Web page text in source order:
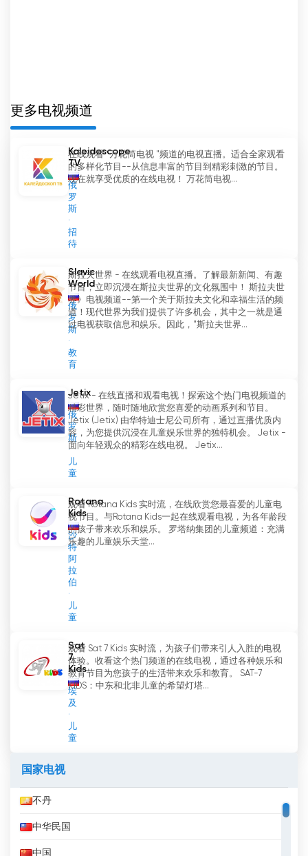
表自己的意见。
都能收看。您可以随时随地通过网络收看我们的节
目。
"My Joy 电视频道不仅仅是一个电视频道，更是一个
可以让您找到教育、娱乐和灵感的地方。我们努力为
家庭中的每一个人创造有用、有趣的内容。我们邀请
您成为我们频道的一员，与我们一起分享快乐。
Joy TV Channel 網絡電視直播
更多电视频道
Kaleidoscope
TV
俄
罗
斯
招
待
在线观看 "万花筒电视 "频道的电视直播。适合全家观看
的多样化节目--从信息丰富的节目到精彩刺激的节目。
现在就享受优质的在线电视！ 万花筒电视...
Slavic
World
俄
罗
斯
教
育
斯拉夫世界 - 在线观看电视直播。了解最新新闻、有趣
节目，立即沉浸在斯拉夫世界的文化氛围中！ 斯拉夫世
界》电视频道--第一个关于斯拉夫文化和幸福生活的频
道！现代世界为我们提供了许多机会，其中之一就是通
过电视获取信息和娱乐。因此，"斯拉夫世界...
Jetix
俄
罗
斯
儿
童
Jetix - 在线直播和观看电视！探索这个热门电视频道的
精彩世界，随时随地欣赏您喜爱的动画系列和节目。
Jetix (Jetix) 由华特迪士尼公司所有，通过直播优质内
容，为您提供沉浸在儿童娱乐世界的独特机会。 Jetix -
面向年轻观众的精彩在线电视。 Jetix...
Rotana
Kids
沙
特
阿
拉
伯
儿
童
观看 Rotana Kids 实时流，在线欣赏您最喜爱的儿童电
视节目。与Rotana Kids一起在线观看电视，为各年龄段
的孩子带来欢乐和娱乐。 罗塔纳集团的儿童频道：充满
乐趣的儿童娱乐天堂...
Sat
7
Kids
埃
及
儿
童
观看 Sat 7 Kids 实时流，为孩子们带来引人入胜的电视
体验。收看这个热门频道的在线电视，通过各种娱乐和
教育节目为您孩子的生活带来欢乐和教育。 SAT-7
KIDS：中东和北非儿童的希望灯塔...
国家电视
不丹
中华民国
中国